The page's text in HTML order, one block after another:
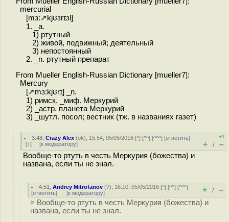
mercurial
[mɜ:↗kjʊɜrɪɜl]
1. _a.
1) ртутный
2) живой, подвижный; деятельный
3) непостоянный
2. _n. ртутный препарат
From Mueller English-Russian Dictionary [mueller7]:
Mercury
[↗mɜ:kjʊrɪ] _n.
1) римск. _миф. Меркурий
2) _астр. планета Меркурий
3) _шутл. посол; вестник (тж. в названиях газет)
3.48 ,Crazy Alex (ok), 15:54, 05/05/2016 [^] [^^] [^^^] [ответить]
[↓] [к модератору]
+1
+ / –
Вообще-то ртуть в честь Меркурия (божества) и
названа, если ты не знал.
4.51 ,Andrey Mitrofanov (?), 16:10, 05/05/2016 [^] [^^] [^^^]
[ответить] [к модератору] + / –
> Вообще-то ртуть в честь Меркурия (божества) и
названа, если ты не знал.